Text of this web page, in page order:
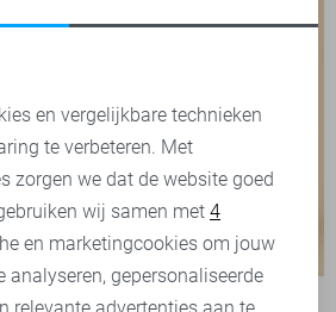
-50%
FOS Amsterdam Broek
en vergelijkbare technieken
te verbeteren. Met
zorgen we dat de website goed
wij samen met 4
en marketingcookies om jouw
analyseren, gepersonaliseerde
relevante advertenties aan te